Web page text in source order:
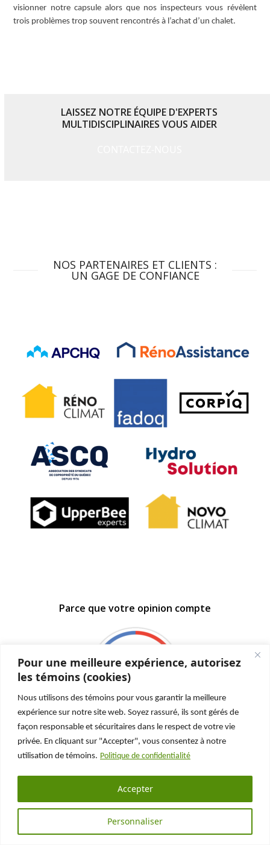
Pour une meilleure expérience, autorisez
les témoins (cookies)
Nous utilisons des témoins pour vous garantir la meilleure
expérience sur notre site web. Soyez rassuré, ils sont gérés de
façon responsable et sécuritaires dans le respect de votre vie
privée. En cliquant sur "Accepter", vous consentez à notre
utilisation de témoins. Politique de confidentialité
Personnaliser
Accepter
visionner notre capsule alors que nos inspecteurs vous révèlent
trois problèmes trop souvent rencontrés à l’achat d’un chalet.
LAISSEZ NOTRE ÉQUIPE D'EXPERTS
MULTIDISCIPLINAIRES VOUS AIDER
NOS PARTENAIRES ET CLIENTS :
UN GAGE DE CONFIANCE
Parce que votre opinion compte
Suivez-nous sur :
Facebook
LinkedInYouTube
Email